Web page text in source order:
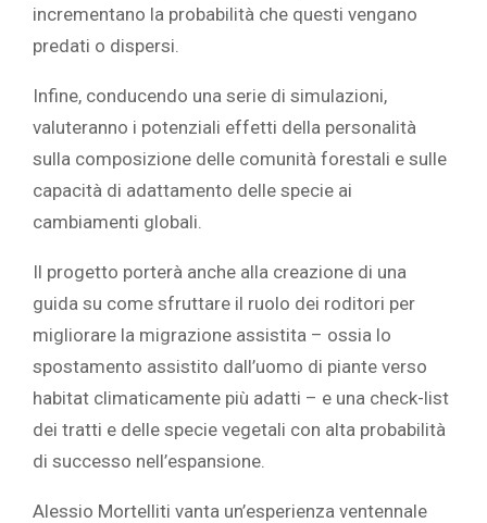
incrementano la probabilità che questi vengano
predati o dispersi.
Infine, conducendo una serie di simulazioni,
valuteranno i potenziali effetti della personalità
sulla composizione delle comunità forestali e sulle
capacità di adattamento delle specie ai
cambiamenti globali.
Il progetto porterà anche alla creazione di una
guida su come sfruttare il ruolo dei roditori per
migliorare la migrazione assistita – ossia lo
spostamento assistito dall’uomo di piante verso
habitat climaticamente più adatti – e una check-list
dei tratti e delle specie vegetali con alta probabilità
di successo nell’espansione.
Alessio Mortelliti vanta un’esperienza ventennale